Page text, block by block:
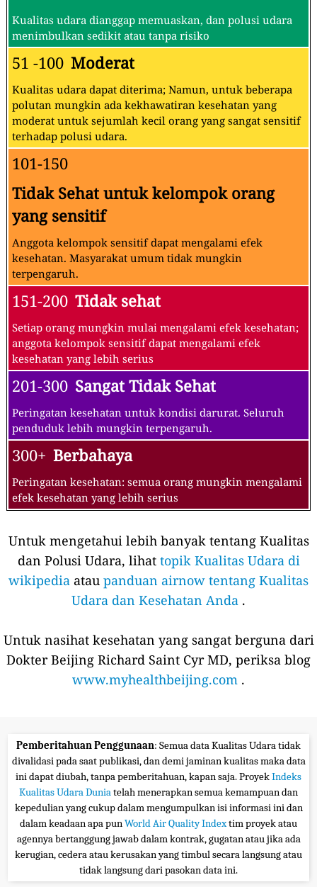
Kualitas udara dianggap memuaskan, dan polusi udara
menimbulkan sedikit atau tanpa risiko
51 -100 Moderat
Kualitas udara dapat diterima; Namun, untuk beberapa
polutan mungkin ada kekhawatiran kesehatan yang
moderat untuk sejumlah kecil orang yang sangat sensitif
terhadap polusi udara.
101-150
Tidak Sehat untuk kelompok orang
yang sensitif
Anggota kelompok sensitif dapat mengalami efek
kesehatan. Masyarakat umum tidak mungkin
terpengaruh.
151-200 Tidak sehat
Setiap orang mungkin mulai mengalami efek kesehatan;
anggota kelompok sensitif dapat mengalami efek
kesehatan yang lebih serius
201-300 Sangat Tidak Sehat
Peringatan kesehatan untuk kondisi darurat. Seluruh
penduduk lebih mungkin terpengaruh.
300+ Berbahaya
Peringatan kesehatan: semua orang mungkin mengalami
efek kesehatan yang lebih serius
Untuk mengetahui lebih banyak tentang Kualitas
dan Polusi Udara, lihat topik Kualitas Udara di
wikipedia atau panduan airnow tentang Kualitas
Udara dan Kesehatan Anda .
Untuk nasihat kesehatan yang sangat berguna dari
Dokter Beijing Richard Saint Cyr MD, periksa blog
www.myhealthbeijing.com .
Pemberitahuan Penggunaan: Semua data Kualitas Udara tidak
divalidasi pada saat publikasi, dan demi jaminan kualitas maka data
ini dapat diubah, tanpa pemberitahuan, kapan saja. ProyekIndeks
Kualitas Udara Duniatelah menerapkan semua kemampuan dan
kepedulian yang cukup dalam mengumpulkan isi informasi ini dan
dalam keadaan apa punWorld Air Quality Indextim proyek atau
agennya bertanggung jawab dalam kontrak, gugatan atau jika ada
kerugian, cedera atau kerusakan yang timbul secara langsung atau
tidak langsung dari pasokan data ini.